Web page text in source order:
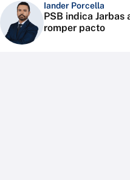
Iander Porcella
PSB indica Jarbas
romper pacto